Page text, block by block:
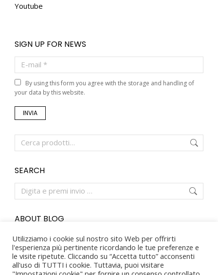
Youtube
SIGN UP FOR NEWS
E-mail *
By using this form you agree with the storage and handling of
your data by this website.
INVIA
SEARCH
ABOUT BLOG
Vestibulum in gravida erat. Pellentesque eu erat sed
odio tempor dignissim fermentum non turpis. Curabitur
eu massa id ex placerat interdum a non erat. Proin
egestas porta malesuada.
Utilizziamo i cookie sul nostro sito Web per offrirti
l'esperienza più pertinente ricordando le tue preferenze e
le visite ripetute. Cliccando su “Accetta tutto” acconsenti
all'uso di TUTTI i cookie. Tuttavia, puoi visitare